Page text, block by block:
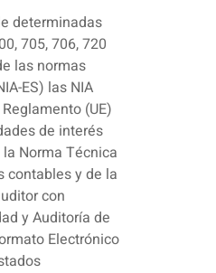
determinadas
705, 706, 720
las normas
ES) las NIA
(UE)
de interés
Norma Técnica
contables y de la
con
y Auditoría de
Electrónico